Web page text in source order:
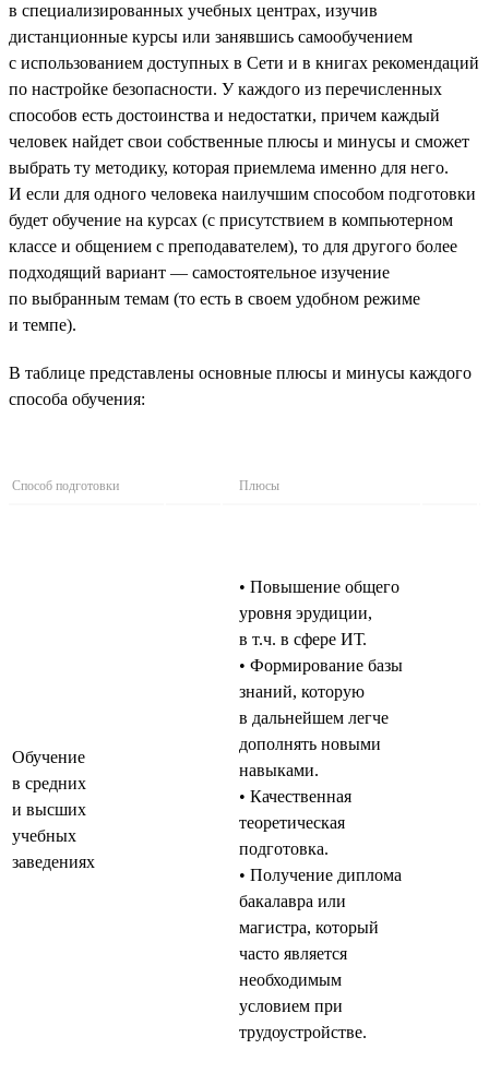
в специализированных учебных центрах, изучив
дистанционные курсы или занявшись самообучением
с использованием доступных в Сети и в книгах рекомендаций
по настройке безопасности. У каждого из перечисленных
способов есть достоинства и недостатки, причем каждый
человек найдет свои собственные плюсы и минусы и сможет
выбрать ту методику, которая приемлема именно для него.
И если для одного человека наилучшим способом подготовки
будет обучение на курсах (с присутствием в компьютерном
классе и общением с преподавателем), то для другого более
подходящий вариант — самостоятельное изучение
по выбранным темам (то есть в своем удобном режиме
и темпе).
В таблице представлены основные плюсы и минусы каждого
способа обучения:
Способ подготовки Плюсы
Обучение
в средних
и высших
учебных
заведениях
• Повышение общего
уровня эрудиции,
в т.ч. в сфере ИТ.
• Формирование базы
знаний, которую
в дальнейшем легче
дополнять новыми
навыками.
• Качественная
теоретическая
подготовка.
• Получение диплома
бакалавра или
магистра, который
часто является
необходимым
условием при
трудоустройстве.